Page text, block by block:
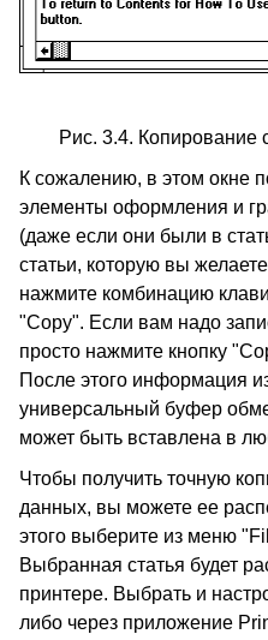
Рис. 3.4. Копирование
К сожалению, в этом окне
элементы оформления и
(даже если они были в
статьи, которую вы
нажмите комбинацию
"Copy". Если вам надо
просто нажмите кнопку
После этого информация
универсальный буфер
может быть вставлена в
Чтобы получить точную
данных, вы можете ее
этого выберите из меню
Выбранная статья будет
принтере. Выбрать и
либо через приложение